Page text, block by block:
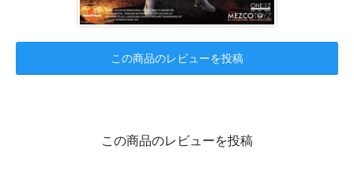
この商品のレビューを投稿
この商品のレビューを投稿